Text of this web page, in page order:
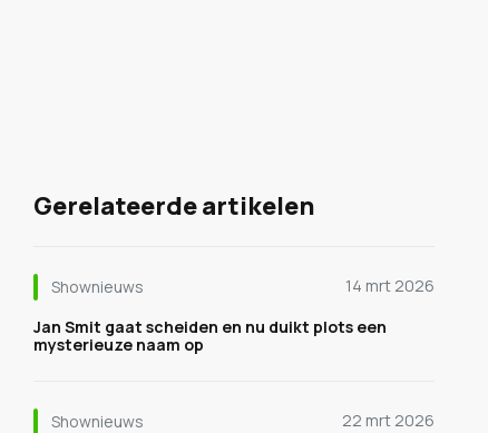
Gerelateerde artikelen
Shownieuws
14 mrt 2026
Jan Smit gaat scheiden en nu duikt plots een
mysterieuze naam op
Shownieuws
22 mrt 2026